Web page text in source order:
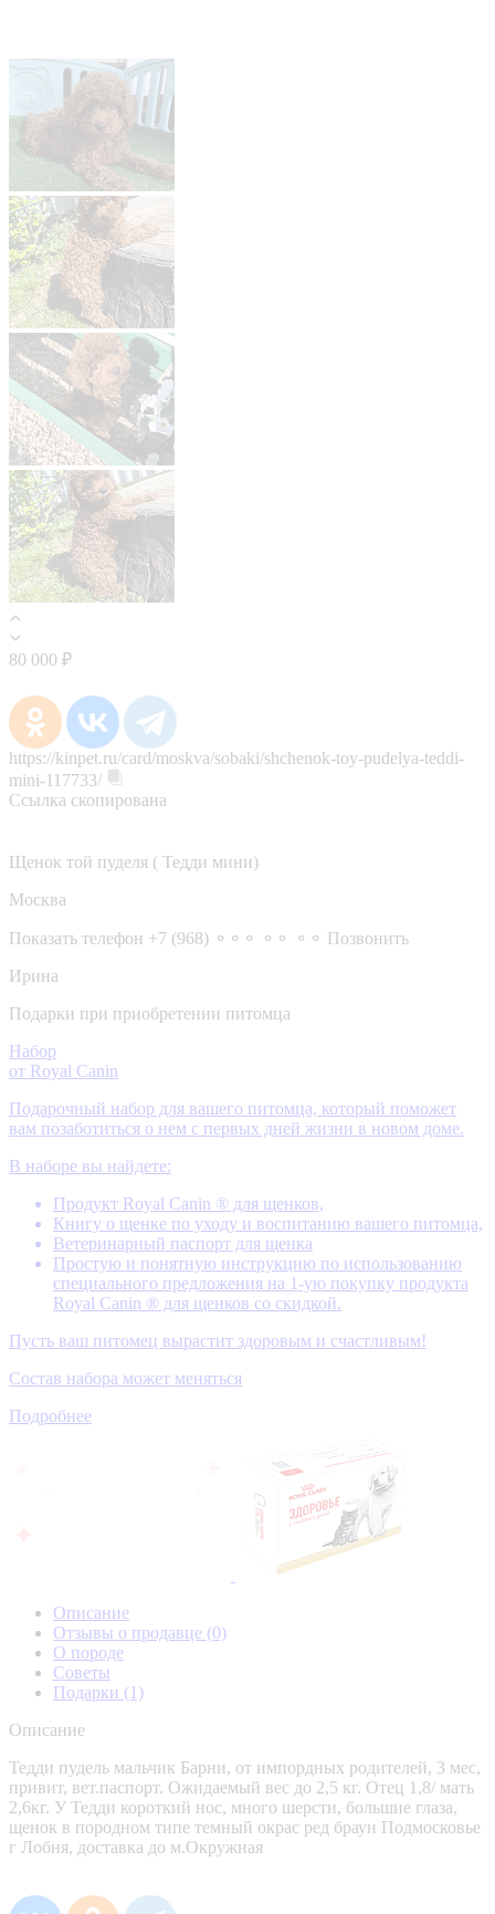
80 000 ₽
https://kinpet.ru/card/moskva/sobaki/shchenok-toy-pudelya-teddi-
mini-117733/
Ссылка скопирована
Щенок той пуделя ( Тедди мини)
Москва
Показать телефон +7 (968) ⚬⚬⚬ ⚬⚬ ⚬⚬ Позвонить
Ирина
Подарки при приобретении питомца
Набор
от Royal Canin
Подарочный набор для вашего питомца, который поможет
вам позаботиться о нем с первых дней жизни в новом доме.
В наборе вы найдете:
Продукт Royal Canin ® для щенков,
Книгу о щенке по уходу и воспитанию вашего питомца,
Ветеринарный паспорт для щенка
Простую и понятную инструкцию по использованию
специального предложения на 1-ую покупку продукта
Royal Canin ® для щенков со скидкой.
Пусть ваш питомец вырастит здоровым и счастливым!
Состав набора может меняться
Подробнее
Описание
Отзывы о продавце (0)
О породе
Советы
Подарки (1)
Описание
Тедди пудель мальчик Барни, от импордных родителей, 3 мес,
привит, вет.паспорт. Ожидаемый вес до 2,5 кг. Отец 1,8/ мать
2,6кг. У Тедди короткий нос, много шерсти, большие глаза,
щенок в породном типе темный окрас ред браун Подмосковье
г Лобня, доставка до м.Окружная